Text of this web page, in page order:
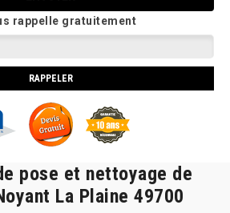
rappelle gratuitement
pose et nettoyage de
La Plaine 49700